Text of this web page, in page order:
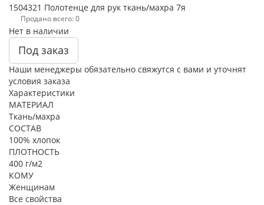
1504321 Полотенце для рук ткань/махра 7я
Продано всего: 0
Нет в наличии
Под заказ
Наши менеджеры обязательно свяжутся с вами и уточнят
условия заказа
Характеристики
МАТЕРИАЛ
Ткань/махра
СОСТАВ
100% хлопок
ПЛОТНОСТЬ
400 г/м2
КОМУ
Женщинам
Все свойства